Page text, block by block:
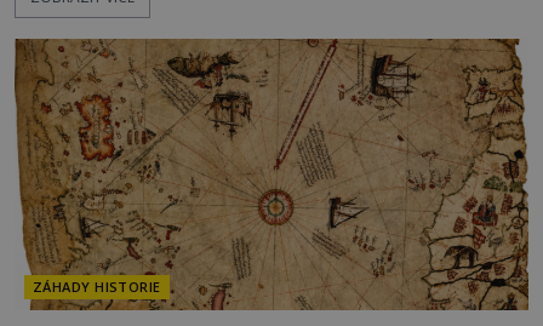
dost. Čas pracuje pro obléhatele. Ve městě ubývají
zásoby a každý den znamená další porci strádá
ZÁHADY HISTORIE